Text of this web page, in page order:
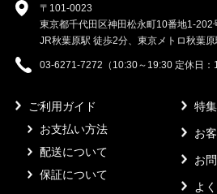
〒101-0023
東京都千代田区神田松永町10番地1-202
JR秋葉原駅 徒歩2分、東京メトロ秋葉
03-6271-7272（10:30～19:30 定休日：1
ご利用ガイド
お支払い方法
配送について
保証について
特集
お
お
よ